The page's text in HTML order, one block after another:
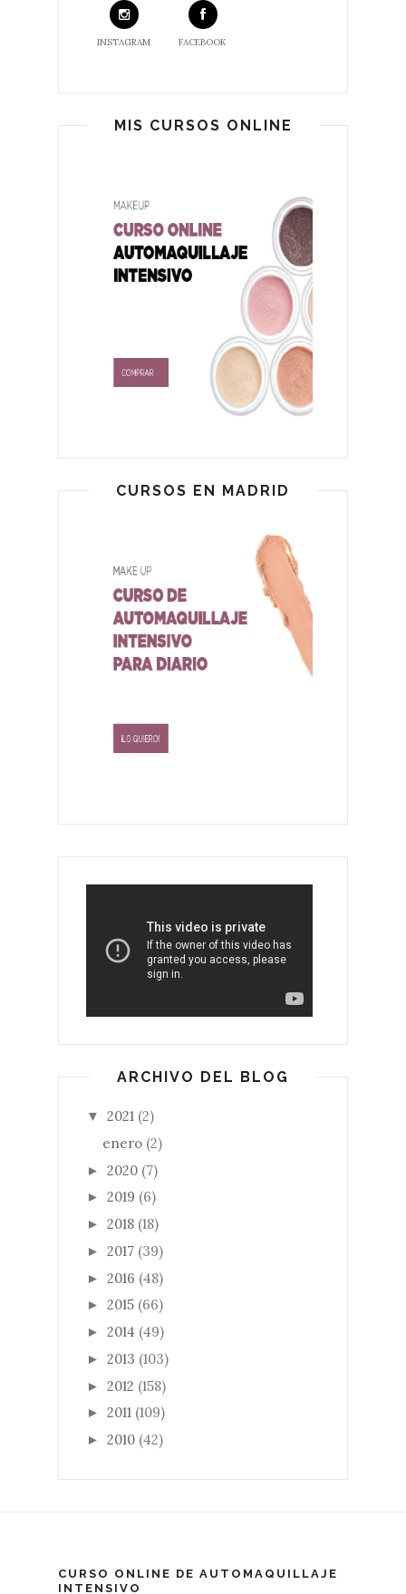
INSTAGRAM FACEBOOK
MIS CURSOS ONLINE
CURSOS EN MADRID
ARCHIVO DEL BLOG
▼ 2021 (2)
enero (2)
► 2020 (7)
► 2019 (6)
► 2018 (18)
► 2017 (39)
► 2016 (48)
► 2015 (66)
► 2014 (49)
► 2013 (103)
► 2012 (158)
► 2011 (109)
► 2010 (42)
CURSO ONLINE DE AUTOMAQUILLAJE
INTENSIVO